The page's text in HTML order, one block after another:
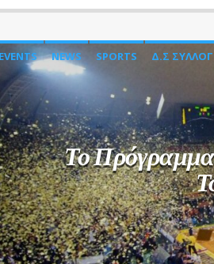
EVENTS NEWS SPORTS Δ.Σ
Το